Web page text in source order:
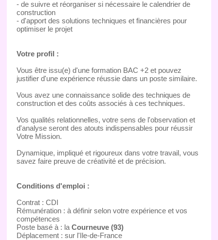
- de suivre et réorganiser si nécessaire le calendrier de
construction
- d'apport des solutions techniques et financières pour
optimiser le projet
Votre profil :
Vous être issu(e) d'une formation BAC +2 et pouvez
justifier d'une expérience réussie dans un poste similaire.
Vous avez une connaissance solide des techniques de
construction et des coûts associés à ces techniques.
Vos qualités relationnelles, votre sens de l'observation et
d'analyse seront des atouts indispensables pour réussir
Votre Mission.
Dynamique, impliqué et rigoureux dans votre travail, vous
savez faire preuve de créativité et de précision.
Conditions d'emploi :
Contrat : CDI
Rémunération : à définir selon votre expérience et vos
compétences
Poste basé à : la Courneuve (93)
Déplacement : sur l'Ile-de-France